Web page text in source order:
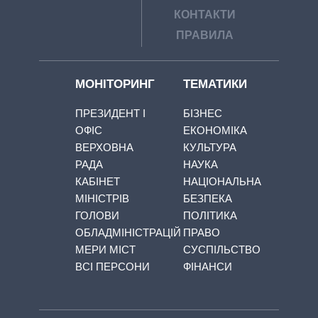
КОНТАКТИ
ПРАВИЛА
МОНІТОРИНГ
ПРЕЗИДЕНТ І
ОФІС
ВЕРХОВНА
РАДА
КАБІНЕТ
МІНІСТРІВ
ГОЛОВИ
ОБЛАДМІНІСТРАЦІЙ
МЕРИ МІСТ
ВСІ ПЕРСОНИ
ТЕМАТИКИ
БІЗНЕС
ЕКОНОМІКА
КУЛЬТУРА
НАУКА
НАЦІОНАЛЬНА
БЕЗПЕКА
ПОЛІТИКА
ПРАВО
СУСПІЛЬСТВО
ФІНАНСИ